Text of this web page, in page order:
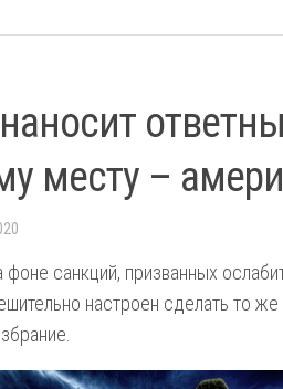
месту –
фоне санкций, призванных
настроен сделать то